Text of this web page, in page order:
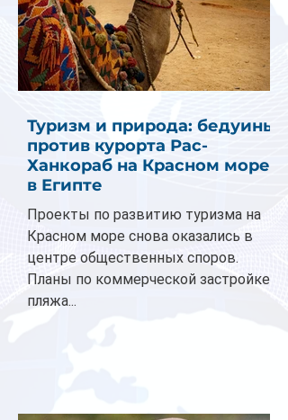
Туризм и природа: бедуины
против курорта Рас-
Ханкораб на Красном море
в Египте
Проекты по развитию туризма на
Красном море снова оказались в
центре общественных споров.
Планы по коммерческой застройке
пляжа...